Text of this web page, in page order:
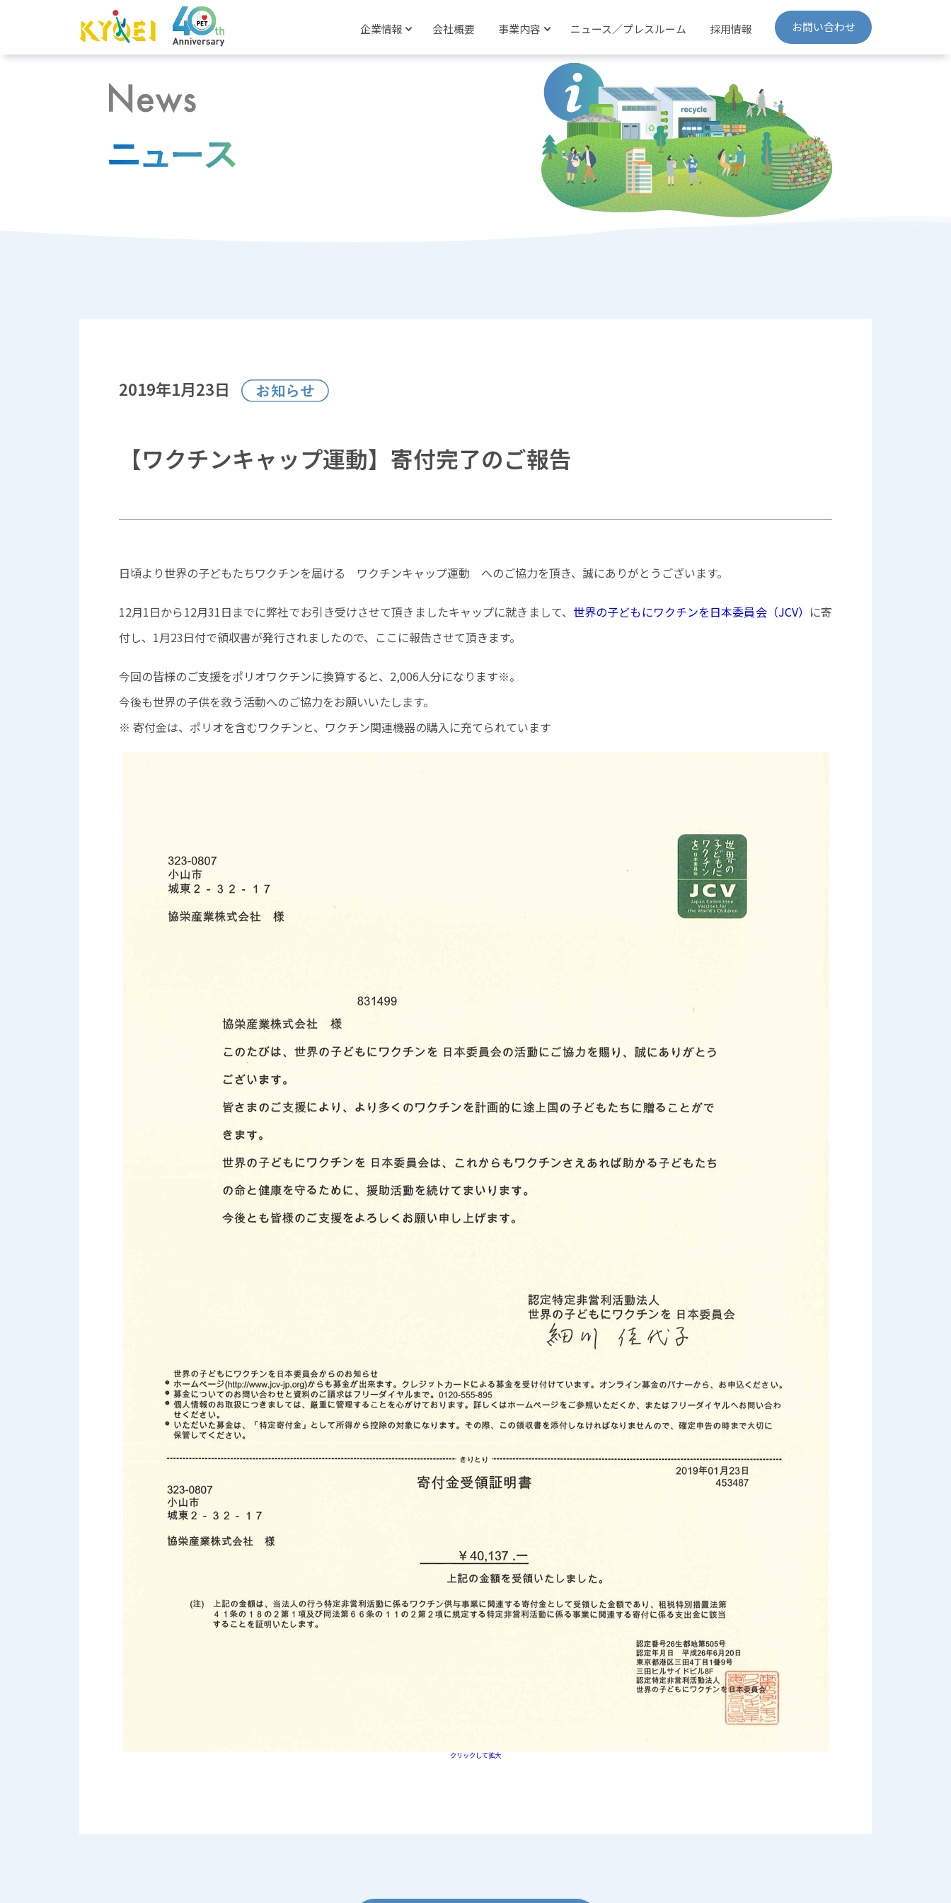
企業情報 会社概要 事業内容 ニュース／プレスルーム 採用情報 お問い合わせ
2019年1月23日
【ワクチンキャップ運動】寄付完了のご報告
日頃より世界の子どもたちワクチンを届ける ワクチンキャップ運動 へのご協力を頂き、誠にありがとうございます。
12月1日から12月31日までに弊社でお引き受けさせて頂きましたキャップに就きまして、 世界の子どもにワクチンを日本委員会（JCV） に寄
付し、1月23日付で領収書が発行されましたので、ここに報告させて頂きます。
今回の皆様のご支援をポリオワクチンに換算すると、2,006人分になります※。
今後も世界の子供を救う活動へのご協力をお願いいたします。
※ 寄付金は、ポリオを含むワクチンと、ワクチン関連機器の購入に充てられています
クリックして拡大